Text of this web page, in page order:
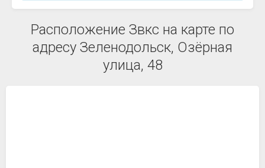
Расположение Звкс на карте по
адресу Зеленодольск, Озёрная
улица, 48